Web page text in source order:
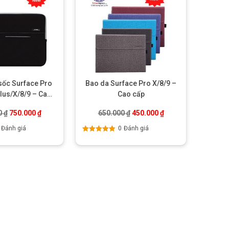
Surface Pro
X/8/9 – Cao
₫ Giá gốc là: 990.000 ₫.
750.000₫Giá hiện tại là: 750.000 ₫.
Đánh giá
Bao da Surface Pro X/8/9 –
Cao cấp
650.000₫ Giá gốc là: 650.000 ₫.
450.000₫Giá hiện tại là:
0 Đánh giá